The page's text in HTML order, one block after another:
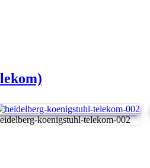
koenigstuhl-telekom-002